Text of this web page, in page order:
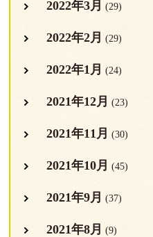
2022年3月 (29)
2022年2月 (29)
2022年1月 (24)
2021年12月 (23)
2021年11月 (30)
2021年10月 (45)
2021年9月 (37)
2021年8月 (9)